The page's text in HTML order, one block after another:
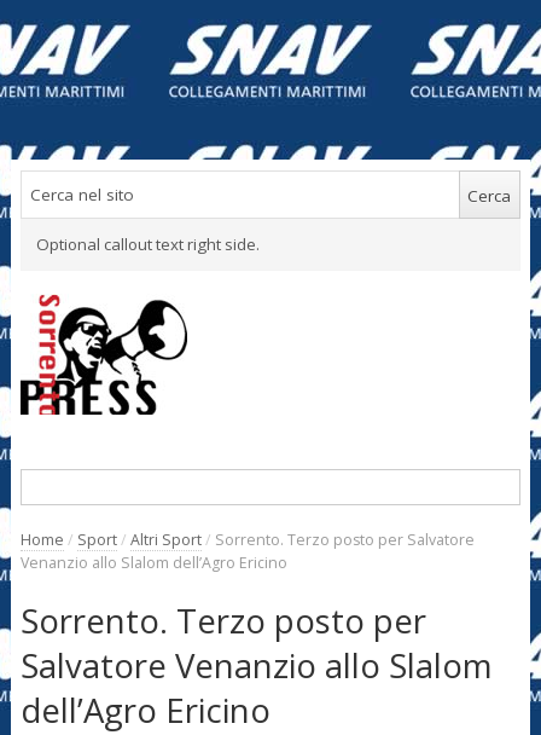
Optional callout text right side.
Home / Sport/ Altri Sport/ Sorrento. Terzo posto per Salvatore
Venanzio allo Slalom dell’Agro Ericino
Sorrento. Terzo posto per
Salvatore Venanzio allo Slalom
dell’Agro Ericino